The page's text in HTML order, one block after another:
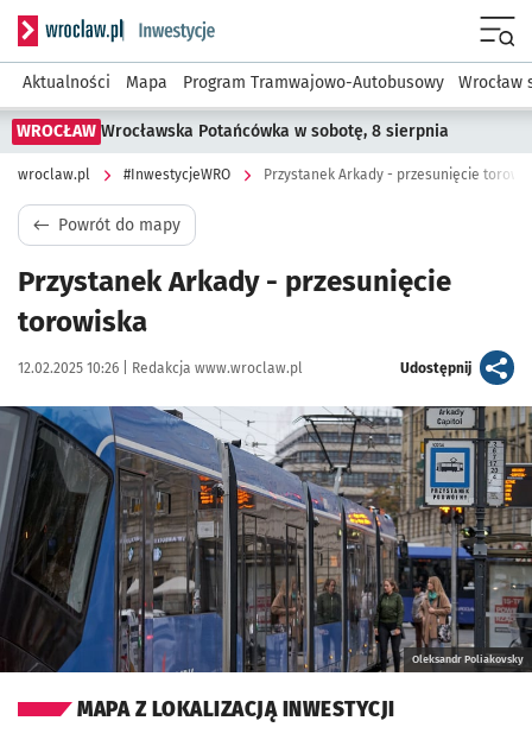
Serwis informacyjny wroclaw.pl podserwis:
Aktualności Mapa Program Tramwajowo-Autobusowy Wrocław
WROCŁAW Wrocławska Potańcówka w sobotę, 8 sierpnia
wroclaw.pl #InwestycjeWRO Przystanek Arkady - przesunięcie
Powrót do mapy
Przystanek Arkady - przesunięcie
torowiska
Data publikacji:
12.02.2025 10:26 | Autor:
Redakcja www.wroclaw.pl Udostępnijartykuł
Kliknij, aby powiększyć
Oleksandr Poliakovsky
MAPA Z LOKALIZACJĄ INWESTYCJI